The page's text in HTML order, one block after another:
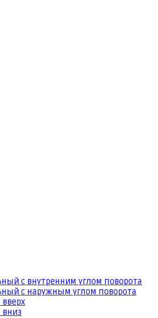
с внутренним углом поворота
с наружным углом поворота